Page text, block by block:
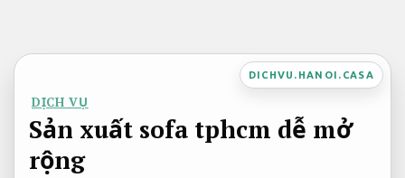
nội
dung
DICHVU.HANOI.CASA
DỊCH VỤ
Sản xuất sofa tphcm dễ mở
rộng